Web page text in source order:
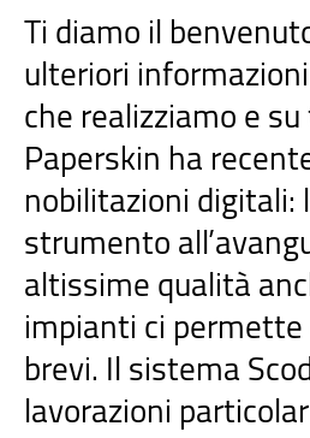
Ti diamo il
ulteriori
che realizziamo e
Paperskin ha
nobilitazioni digitali:
strumento
altissime qualità
impianti ci
brevi. Il sistema
lavorazioni